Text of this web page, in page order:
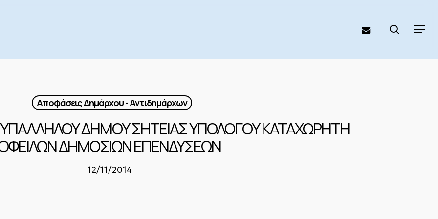
Menu
email search
Αποφάσεις Δημάρχου - Αντιδημάρχων
ΥΠΑΛΛΗΛΟΥ ΔΗΜΟΥ ΣΗΤΕΙΑΣ ΥΠΟΛΟΓΟΥ ΚΑΤΑΧΩΡΗΤΗ
ΔΗΜΟΣΙΩΝ ΕΠΕΝΔΥΣΕΩΝ
12/11/2014